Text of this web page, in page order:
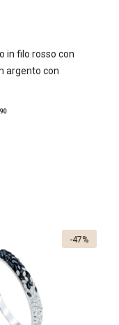
in filo rosso con
argento con
90
-47%